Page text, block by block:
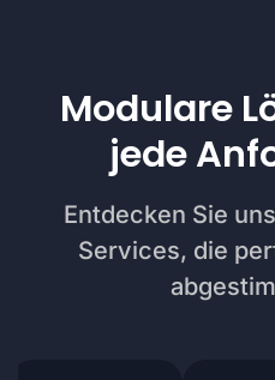
Modulare
jede
Entdecken Sie
Services, die